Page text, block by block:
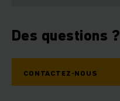
Des questions ?
CONTACTEZ-NOUS